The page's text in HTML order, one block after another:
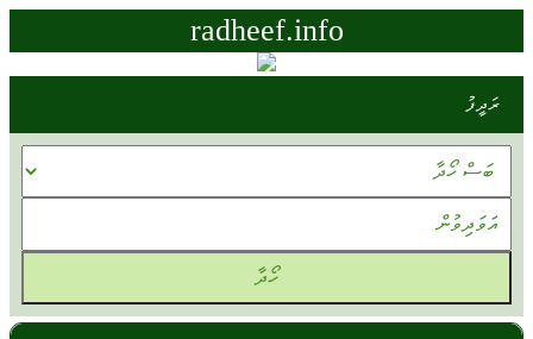
radheef.info
ރަދީފު